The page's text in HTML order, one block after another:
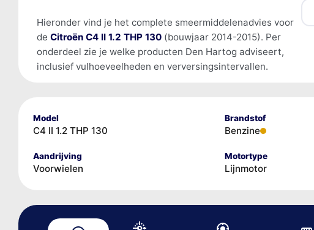
Hieronder vind je het complete smeermiddelenadvies voor
de Citroën C4 II 1.2 THP 130(bouwjaar 2014-2015). Per
onderdeel zie je welke producten Den Hartog adviseert,
inclusief vulhoeveelheden en verversingsintervallen.
Model
C4 II 1.2 THP 130
Brandstof
Benzine
Aandrijving
Voorwielen
Motortype
Lijnmotor